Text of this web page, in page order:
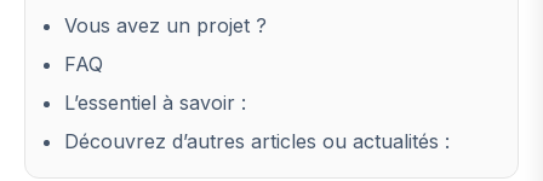
Vous avez un projet ?
FAQ
L’essentiel à savoir :
Découvrez d’autres articles ou actualités :